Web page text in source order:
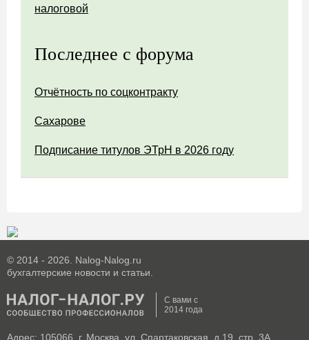
налоговой
Последнее с форума
Отчётность по соцконтракту
Сахарове
Подписание титулов ЭТрН в 2026 году
© 2014 - 2026. Nalog-Nalog.ru
бухгалтерские новости и статьи.
С вами с
2014 года
Адрес: 105066, г. Москва, ул. Спартаковская, д.19, стр. 3А